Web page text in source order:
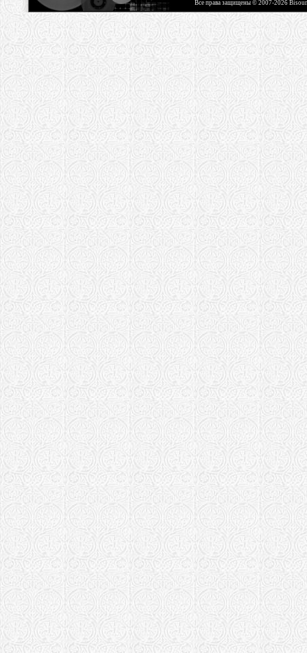
Все права защищены © 2007-2026